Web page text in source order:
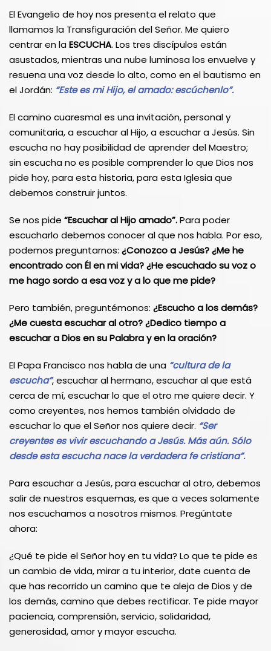
El Evangelio de hoy nos presenta el relato que
llamamos la Transfiguración del Señor. Me quiero
centrar en laESCUCHA. Los tres discípulos están
asustados, mientras una nube luminosa los envuelve y
resuena una voz desde lo alto, como en el bautismo en
el Jordán: “Este es mi Hijo, el amado: escúchenlo”.
El camino cuaresmal es una invitación, personal y
comunitaria, a escuchar al Hijo, a escuchar a Jesús. Sin
escucha no hay posibilidad de aprender del Maestro;
sin escucha no es posible comprender lo que Dios nos
pide hoy, para esta historia, para esta Iglesia que
debemos construir juntos.
Se nos pide “Escuchar al Hijo amado”.Para poder
escucharlo debemos conocer al que nos habla. Por eso,
podemos preguntarnos: ¿Conozco a Jesús? ¿Me he
encontrado con Él en mi vida? ¿He escuchado su voz o
me hago sordo a esa voz y a lo que me pide?
Pero también, preguntémonos: ¿Escucho a los demás?
¿Me cuesta escuchar al otro? ¿Dedico tiempo a
escuchar a Dios en su Palabra y en la oración?
El Papa Francisco nos habla de una “cultura de la
escucha”, escuchar al hermano, escuchar al que está
cerca de mí, escuchar lo que el otro me quiere decir. Y
como creyentes, nos hemos también olvidado de
escuchar lo que el Señor nos quiere decir. “Ser
creyentes es vivir escuchando a Jesús. Más aún. Sólo
desde esta escucha nace la verdadera fe cristiana”.
Para escuchar a Jesús, para escuchar al otro, debemos
salir de nuestros esquemas, es que a veces solamente
nos escuchamos a nosotros mismos. Pregúntate
ahora:
¿Qué te pide el Señor hoy en tu vida? Lo que te pide es
un cambio de vida, mirar a tu interior, date cuenta de
que has recorrido un camino que te aleja de Dios y de
los demás, camino que debes rectificar. Te pide mayor
paciencia, comprensión, servicio, solidaridad,
generosidad, amor y mayor escucha.